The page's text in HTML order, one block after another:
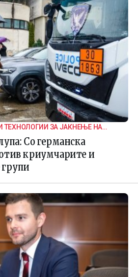
ТЕХНОЛОГИИ ЗА ЈАКНЕЊЕ НА
Со германска
криумчарите и